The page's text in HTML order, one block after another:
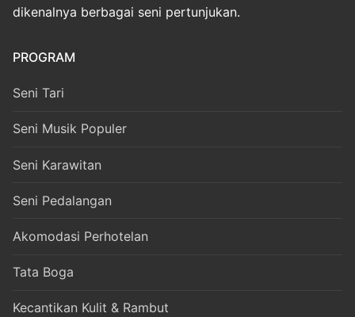
dikenalnya berbagai seni pertunjukan.
PROGRAM
Seni Tari
Seni Musik Populer
Seni Karawitan
Seni Pedalangan
Akomodasi Perhotelan
Tata Boga
Kecantikan Kulit & Rambut